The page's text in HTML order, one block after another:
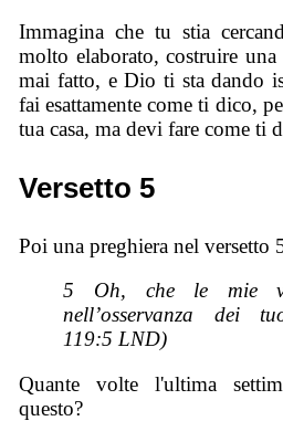
Immagina che tu stia
molto elaborato, costruire una
mai fatto, e Dio ti sta dando
fai esattamente come ti dico,
tua casa, ma devi fare come ti
Versetto 5
Poi una preghiera nel versetto
5 Oh, che le mie
nell’osservanza dei
119:5 LND)
Quante volte l'ultima
questo?